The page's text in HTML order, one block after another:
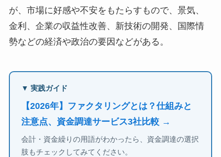
が、市場に好感や不安をもたらすもので、景気、
金利、企業の収益性改善、新技術の開発、国際情
勢などの経済や政治の要因などがある。
▼ 実践ガイド
【2026年】ファクタリングとは？仕組みと
注意点、資金調達サービス3社比較 →
会計・資金繰りの用語がわかったら、資金調達の選択
肢もチェックしてみてください。